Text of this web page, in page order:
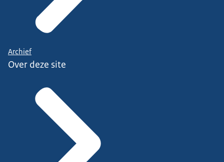
Archief
Over deze site